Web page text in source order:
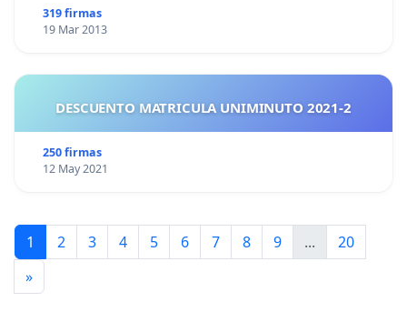
319 firmas
19 Mar 2013
DESCUENTO MATRICULA UNIMINUTO 2021-2
250 firmas
12 May 2021
1 2 3 4 5 6 7 8 9 ...
20
»